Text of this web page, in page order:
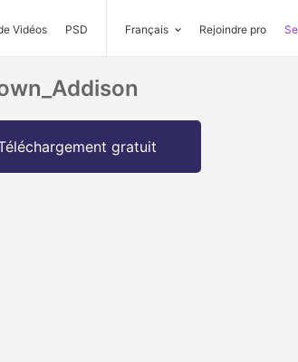
Vidéos PSD Français Rejoindre pro
gratuit